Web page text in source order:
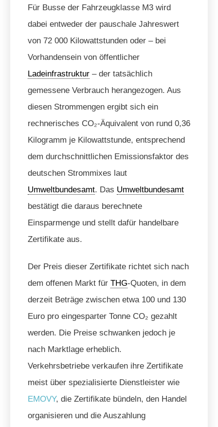
Für Busse der Fahrzeugklasse M3 wird
dabei entweder der pauschale Jahreswert
von 72 000 Kilowattstunden oder – bei
Vorhandensein von öffentlicher
Ladeinfrastruktur – der tatsächlich
gemessene Verbrauch herangezogen. Aus
diesen Strommengen ergibt sich ein
rechnerisches CO₂-Äquivalent von rund 0,36
Kilogramm je Kilowattstunde, entsprechend
dem durchschnittlichen Emissionsfaktor des
deutschen Strommixes laut
Umweltbundesamt. Das Umweltbundesamt
bestätigt die daraus berechnete
Einsparmenge und stellt dafür handelbare
Zertifikate aus.
Der Preis dieser Zertifikate richtet sich nach
dem offenen Markt für THG-Quoten, in dem
derzeit Beträge zwischen etwa 100 und 130
Euro pro eingesparter Tonne CO₂ gezahlt
werden. Die Preise schwanken jedoch je
nach Marktlage erheblich.
Verkehrsbetriebe verkaufen ihre Zertifikate
meist über spezialisierte Dienstleister wie
EMOVY, die Zertifikate bündeln, den Handel
organisieren und die Auszahlung